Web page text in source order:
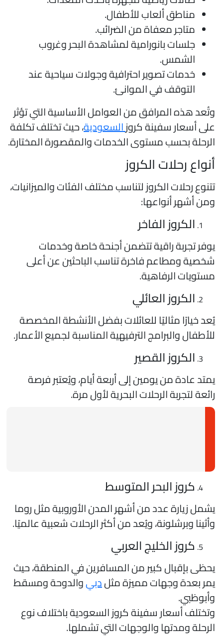
مناطق ألعاب للأطفال.
متاجر معفاة من الضرائب.
جلسات بانورامية لمشاهدة البحر وغروب
الشمس.
خدمات تصوير احترافية وجولات سياحية عند
التوقف في الموانئ.
هذه المرافق من العوامل الأساسية التي تؤثر
أسعار سفينة كروزالسعودية، حيث تختلف تكلفة
بحسب مستوى الخدمات والمقصورة المختارة.
رحلات الكروز
رحلات الكروز لتناسب مختلف الفئات والميزانيات،
أشهر أنواعها:
الكروز الفاخر
تجربة راقية تتضمن أجنحة خاصة وخدمات
ومطاعم فاخرة تناسب الباحثين عن أعلى
الرفاهية.
الكروز العائلي
خيارًا مثاليًا للعائلات بفضل الأنشطة المخصصة
والبرامج الترفيهية المناسبة لجميع الأعمار.
الكروز القصير
عادة من يومين إلى أربعة أيام، ويُعتبر فرصة
لتجربة الرحلات البحرية لأول مرة.
كروز البحر المتوسط
زيارة عدد من أشهر المدن الأوروبية مثل روما
وبرشلونة، ويُعد من أكثر الرحلات شعبية عالميًا.
كروز الخليج العربي
بإقبال كبير من المسافرين في المنطقة، حيث
بعدة وجهات مميزة مثلدبيوالدوحة ومسقط
أسعار سفينة كروز السعودية باختلاف نوع
ومدتها والوجهات التي تشملها.